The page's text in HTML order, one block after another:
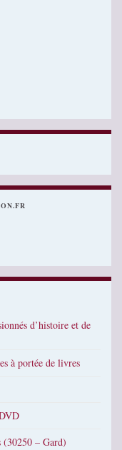
d’histoire et de
à portée de livres
(30250 – Gard)